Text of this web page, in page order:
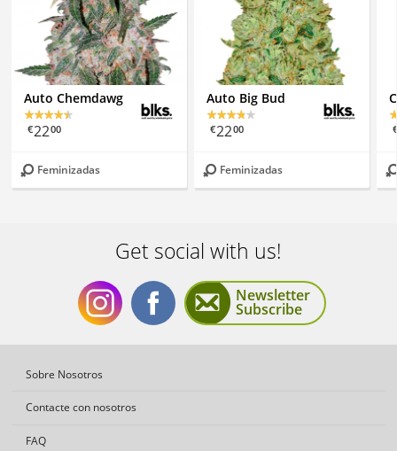
Auto Chemdawg
€2200
Feminizadas
Auto Big Bud
€2200
Feminizadas
Get social with us!
GetGet
Newsletter
Subscribe
Sobre Nosotros
Contacte con nosotros
FAQ